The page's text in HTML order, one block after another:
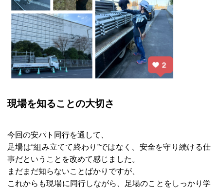
現場を知ることの大切さ
今回の安パト同行を通して、
足場は“組み立てて終わり”ではなく、安全を守り続ける仕
事だということを改めて感じました。
まだまだ知らないことばかりですが、
これからも現場に同行しながら、足場のことをしっかり学